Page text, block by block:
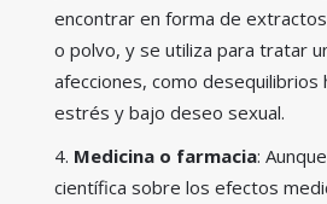
encontrar en forma de
o polvo, y se utiliza para tratar
afecciones, como desequilibrios
estrés y bajo deseo sexual.
Medicina o farmacia:
científica sobre los efectos